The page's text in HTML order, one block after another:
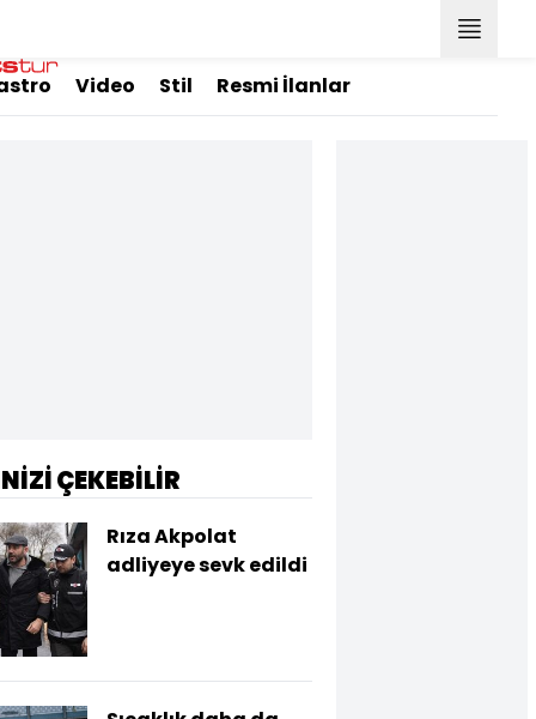
Video Stil Resmi İlanlar
ÇEKEBİLİR
Rıza Akpolat
adliyeye sevk edildi